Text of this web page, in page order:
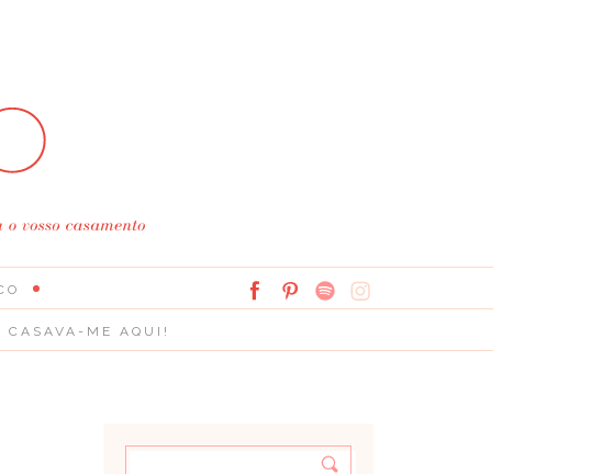
CASAVA-ME AQUI!